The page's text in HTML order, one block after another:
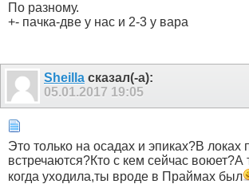
По разному.
+- пачка-две у нас и 2-3 у вара
Sheilla сказал(-а):
05.01.2017 19:05
Это только на осадах и эпиках?В локах
встречаются?Кто с кем сейчас воюет?А
когда уходила,ты вроде в Праймах был